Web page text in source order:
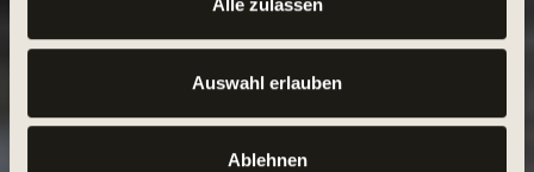
Alle zulassen
Auswahl erlauben
Ablehnen